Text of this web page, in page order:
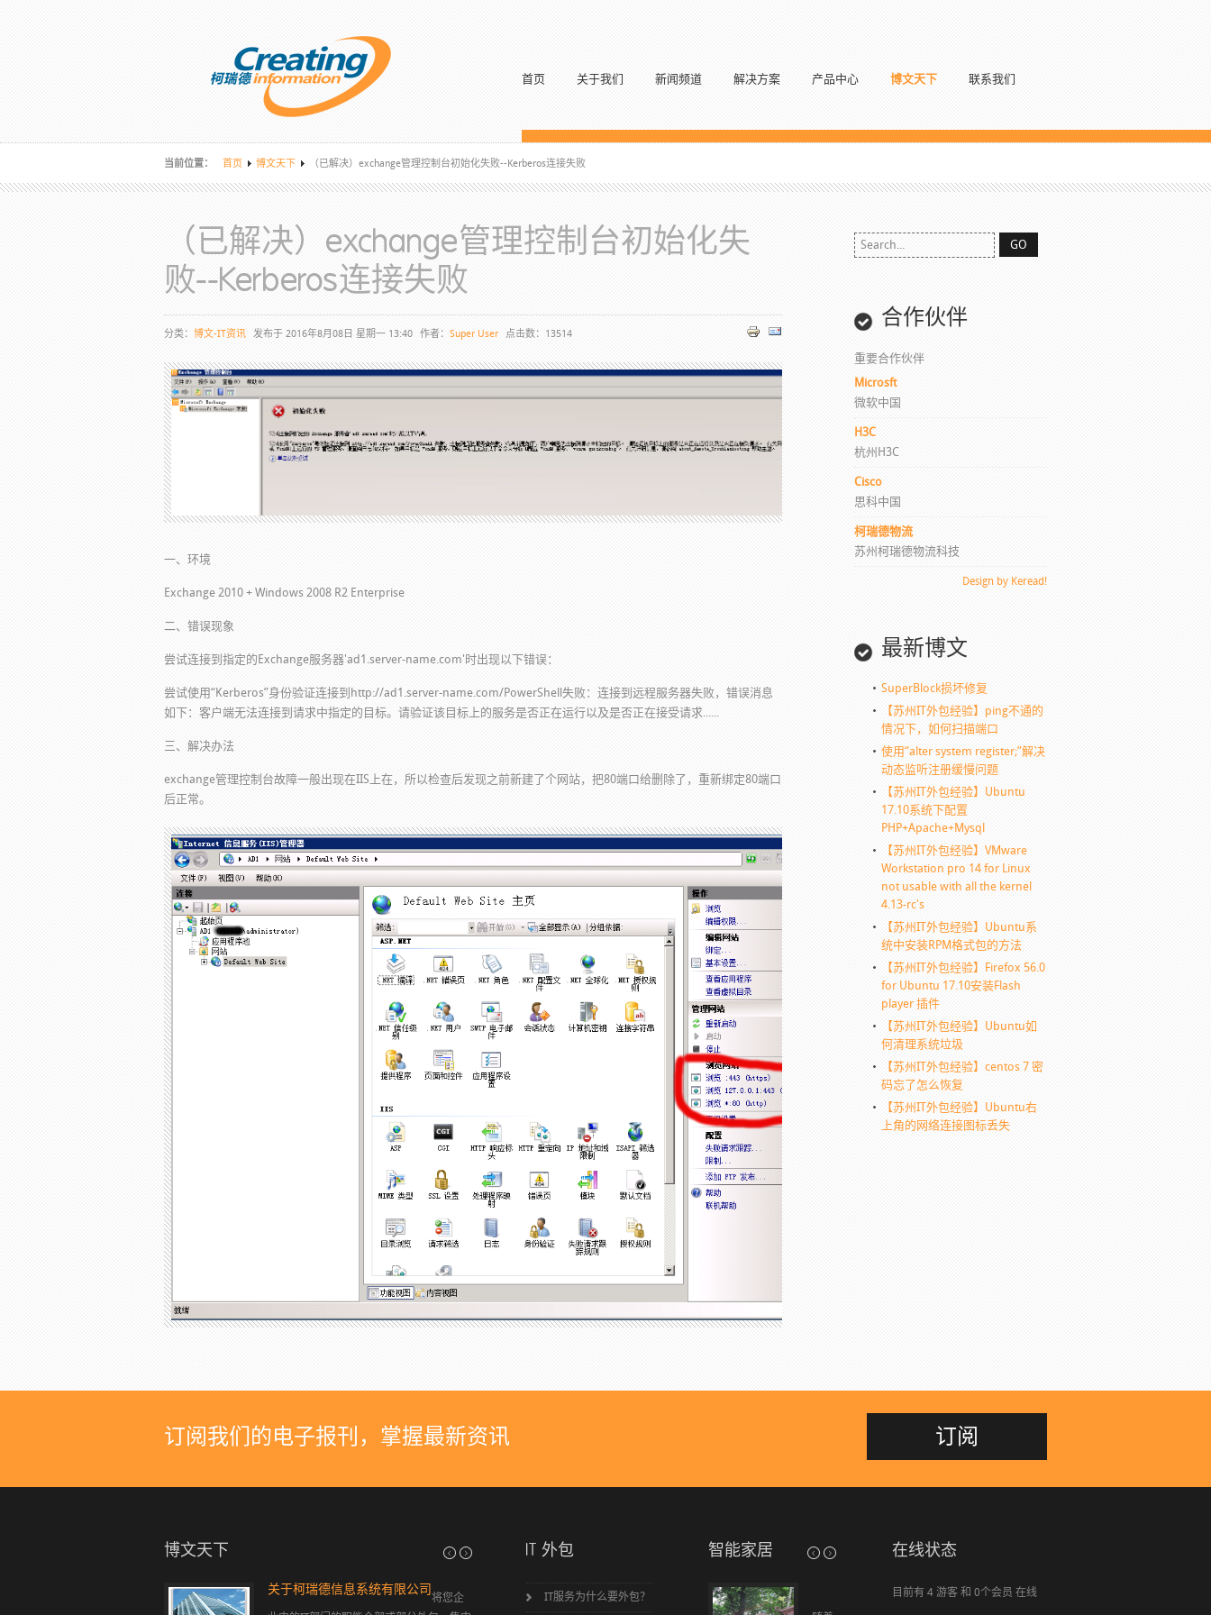
首页 关于我们 新闻频道 解决方案 产品中心 博文天下 联系我们
当前位置： 首页 博文天下 （已解决）exchange管理控制台初始化失败--Kerberos连接失败
（已解决）exchange管理控制台初始化失
败--Kerberos连接失败
分类： 博文-IT资讯 发布于 2016年8月08日 星期一 13:40 作者： Super User 点击数：13514
一、环境
Exchange 2010 + Windows 2008 R2 Enterprise
二、错误现象
尝试连接到指定的Exchange服务器'ad1.server-name.com'时出现以下错误：
尝试使用“Kerberos”身份验证连接到http://ad1.server-name.com/PowerShell失败：连接到远程服务器失败，错误消息
如下：客户端无法连接到请求中指定的目标。请验证该目标上的服务是否正在运行以及是否正在接受请求......
三、解决办法
exchange管理控制台故障一般出现在IIS上在，所以检查后发现之前新建了个网站，把80端口给删除了，重新绑定80端口
后正常。
合作伙伴
重要合作伙伴
Microsft
微软中国
H3C
杭州H3C
Cisco
思科中国
柯瑞德物流
苏州柯瑞德物流科技
Design by Keread!
最新博文
SuperBlock损坏修复
【苏州IT外包经验】ping不通的
情况下，如何扫描端口
使用“alter system register;”解决
动态监听注册缓慢问题
【苏州IT外包经验】Ubuntu
17.10系统下配置
PHP+Apache+Mysql
【苏州IT外包经验】VMware
Workstation pro 14 for Linux
not usable with all the kernel
4.13-rc's
【苏州IT外包经验】Ubuntu系
统中安装RPM格式包的方法
【苏州IT外包经验】Firefox 56.0
for Ubuntu 17.10安装Flash
player 插件
【苏州IT外包经验】Ubuntu如
何清理系统垃圾
【苏州IT外包经验】centos 7 密
码忘了怎么恢复
【苏州IT外包经验】Ubuntu右
上角的网络连接图标丢失
订阅我们的电子报刊，掌握最新资讯 订阅
博文天下
关于柯瑞德信息系统有限公司
将您企
弱电工程简介
综合布线 智能家居 程控数字电话 闭路监控 防盗
公司简介
苏州柯瑞德信息系统是一家优秀的专注于为中小型企
IT 外包
IT服务为什么要外包？
智能家居
门禁
在线状态
目前有 4 游客 和 0个会员 在线